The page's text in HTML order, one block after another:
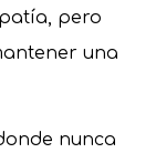
pero
una
nunca